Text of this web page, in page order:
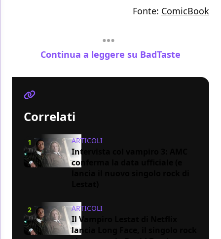
Fonte: ComicBook
Continua a leggere su BadTaste
Correlati
1 ARTICOLI
Intervista col vampiro 3: AMC
conferma la data ufficiale (e
2 ARTICOLI
Il Vampiro Lestat di Netflix
lancia Long Face, il singolo rock